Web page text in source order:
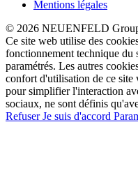
Mentions légales
© 2026 NEUENFELD
Ce site web utilise des
fonctionnement technique du
paramétrés. Les autres
confort d'utilisation de ce site
pour simplifier l'interaction
sociaux, ne sont définis
RefuserJe suis d'accord